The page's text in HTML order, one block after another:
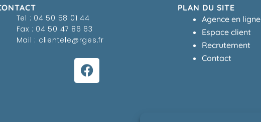
Tel : 04 50 58 01 44
Fax : 04 50 47 86 63
Mail : clientele@rges.fr
F
a
PLAN DU SITE
Agence en ligne
Espace client
Recrutement
Contact